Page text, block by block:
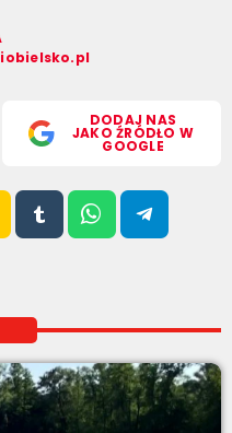
DODAJ NAS
JAKO ŹRÓDŁO W
GOOGLE